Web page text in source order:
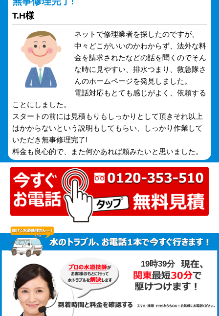
T.H様
ネットで修理業者を探したのですが、
中々どこがいいのかわからず、法外な料
金を請求されたなどの話を聞くのでそん
な時に見やすい、排水つまり、救急隊さ
んのホームページを発見しました。
電話対応もとても感じがよく、依頼する
ことにしました。
スタートの前には見積もりもしっかりとして頂きそれ以上
はかからないという説明もしてもらい、しっかり作業して
いただき無事修理完了!
料金も良心的で、また何かあれば頼みたいと思いました。
19時39分